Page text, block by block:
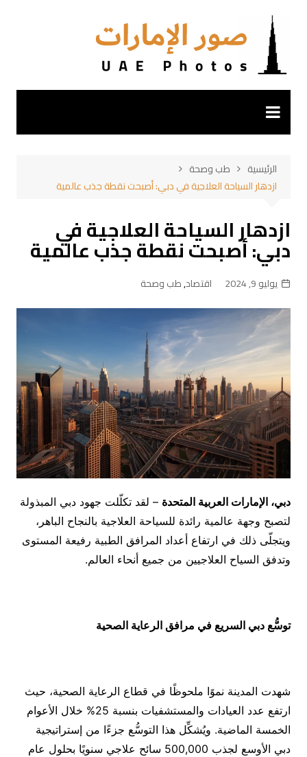
المحتوى
الرئيسية
طب وصحة
ازدهار السياحة العلاجية في دبي: أصبحت نقطة جذب عالمية
ازدهار السياحة العلاجية في
دبي: أصبحت نقطة جذب عالمية
يوليو 9, 2024 اقتصاد,طب وصحة
دبي، الإمارات العربية المتحدة – لقد تكلّلت جهود دبي المبذولة
لتصبح وجهة عالمية رائدة للسياحة العلاجية بالنجاح الباهر،
ويتجلّى ذلك في ارتفاع أعداد المرافق الطبية رفيعة المستوى
وتدفق السياح العلاجيين من جميع أنحاء العالم.
توسُّع دبي السريع في مرافق الرعاية الصحية
شهدت المدينة نموًا ملحوظًا في قطاع الرعاية الصحية، حيث
ارتفع عدد العيادات والمستشفيات بنسبة 25% خلال الأعوام
الخمسة الماضية. ويُشكِّل هذا التوسُّع جزءًا من إستراتيجية
دبي الأوسع لجذب 500,000 سائح علاجي سنويًا بحلول عام